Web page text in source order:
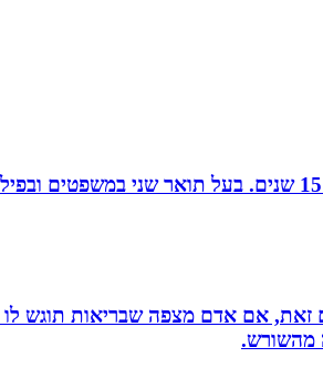
זאת, אם אדם מצפה שבריאות תוגש
מהשורש.